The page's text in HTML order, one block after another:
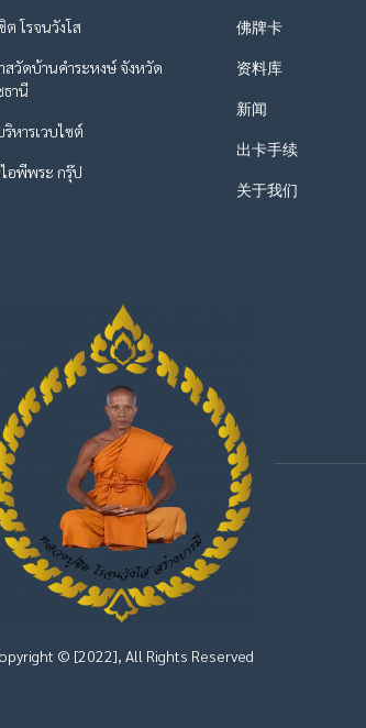
โรจนวังโส
าสวัดบ้านคำระหงษ์ จังหวัด
านี
หารเวบไซต์
อพีพระ กรุ๊ป
佛牌卡
资料库
新闻
出卡手续
关于我们
© [2022], All Rights Reserved